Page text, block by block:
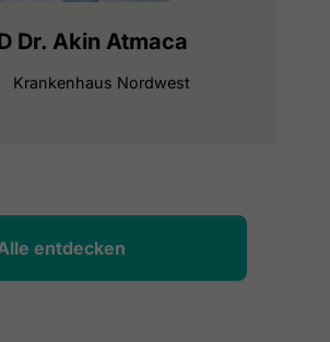
Dr. Akin Atmaca
Krankenhaus Nordwest
entdecken